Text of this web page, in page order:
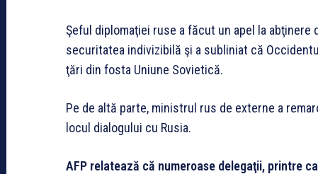
Şeful diplomaţiei ruse a făcut un apel la abţinere
securitatea indivizibilă şi a subliniat că
ţări din fosta Uniune Sovietică.
Pe de altă parte, ministrul rus de externe a
locul dialogului cu Rusia.
AFP relatează că numeroase delegaţii, printre